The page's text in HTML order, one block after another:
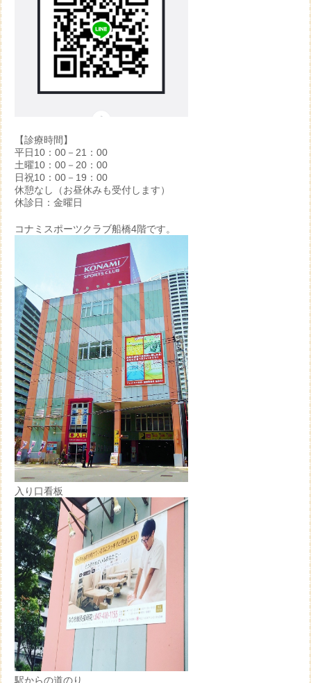
【診療時間】
平日10：00－21：00
土曜10：00－20：00
日祝10：00－19：00
休憩なし（お昼休みも受付します）
休診日：金曜日
コナミスポーツクラブ船橋4階です。
入り口看板
駅からの道のり